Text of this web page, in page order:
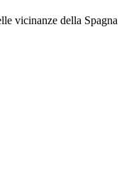
vicinanze della Spagna